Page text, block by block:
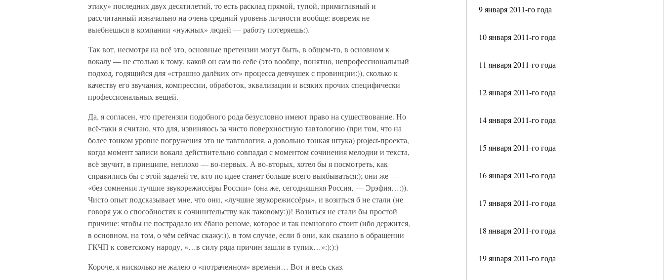
9 января 2011-го года
10 января 2011-го года
11 января 2011-го года
12 января 2011-го года
14 января 2011-го года
15 января 2011-го года
16 января 2011-го года
17 января 2011-го года
18 января 2011-го года
19 января 2011-го года
этику» последних двух десятилетий, то есть расклад прямой, тупой, примитивный и
рассчитанный изначально на очень средний уровень личности вообще: вовремя не
выебнешься в компании «нужных» людей — работу потеряешь:).
Так вот, несмотря на всё это, основные претензии могут быть, в общем-то, в основном к
вокалу — не столько к тому, какой он сам по себе (это вообще, понятно, непрофессиональный
подход, годящийся для «страшно далёких от» процесса девчушек с провинции:)), сколько к
качеству его звучания, компрессии, обработок, эквализации и всяких прочих специфически
профессиональных вещей.
Да, я согласен, что претензии подобного рода безусловно имеют право на существование. Но
всё-таки я считаю, что для, извиняюсь за чисто поверхностную тавтологию (при том, что на
более тонком уровне погружения это не тавтология, а довольно тонкая штука) project-проекта,
когда момент записи вокала действительно совпадал с моментом сочинения мелодии и текста,
всё звучит, в принципе, неплохо — во-первых. А во-вторых, хотел бы я посмотреть, как
справились бы с этой задачей те, кто по идее станет больше всего выябываться:); они же —
«без сомнения лучшие звукорежиссёры России» (она же, сегодняшняя Россия, — Эрэфия…:)).
Чисто опыт подсказывает мне, что они, «лучшие звукорежиссёры», и возиться б не стали (не
говоря уж о способностях к сочинительству как таковому:))! Возиться не стали бы простой
причине: чтобы не пострадало их ёбано реноме, которое и так немногого стоит (ибо держится,
в основном, на том, о чём сейчас скажу:)), в том случае, если б они, как сказано в обращении
ГКЧП к советскому народу, «…в силу ряда причин зашли в тупик…»:):):)
Короче, я нисколько не жалею о «потраченном» времени… Вот и весь сказ.